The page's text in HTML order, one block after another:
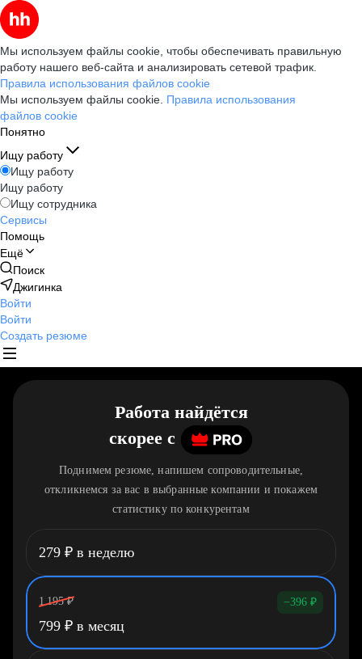
Мы используем файлы cookie, чтобы обеспечивать правильную
работу нашего веб-сайта и анализировать сетевой трафик.
Правила использования файлов cookie
Мы используем файлы cookie. Правила использования
файлов cookie
Понятно
Ищу работу
Ищу работу
Ищу работу
Ищу сотрудника
Сервисы
Помощь
Ещё
Поиск
Джигинка
Войти
Войти
Создать резюме
Работа найдётся
скорее c
Поднимем резюме, напишем сопроводительные,
откликнемся за вас в выбранные компании и покажем
статистику по конкурентам
279 ₽ в неделю
1 195 ₽ −396 ₽
799 ₽ в месяц